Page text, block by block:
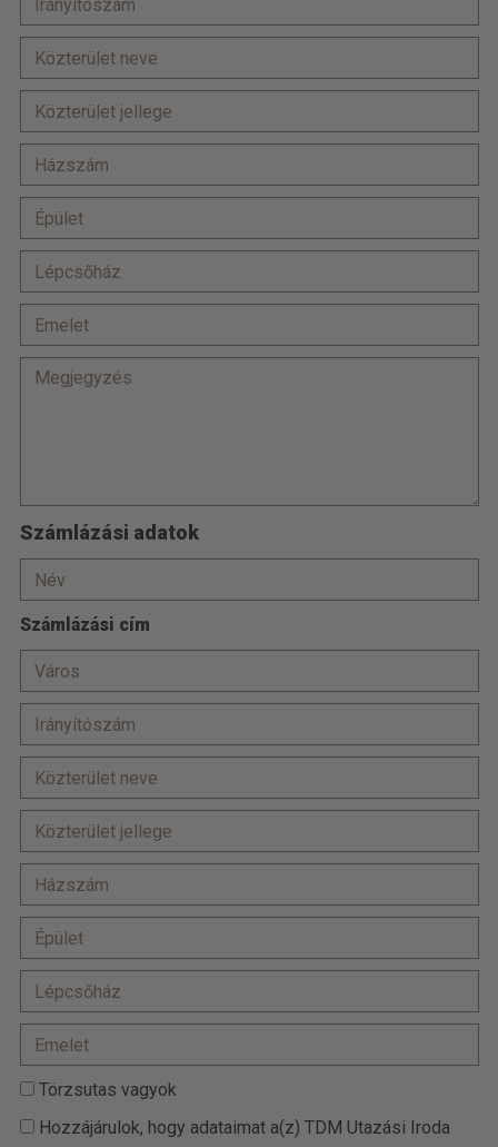
Számlázási adatok
Számlázási cím
Törzsutas vagyok
Hozzájárulok, hogy adataimat a(z) TDM Utazási Iroda